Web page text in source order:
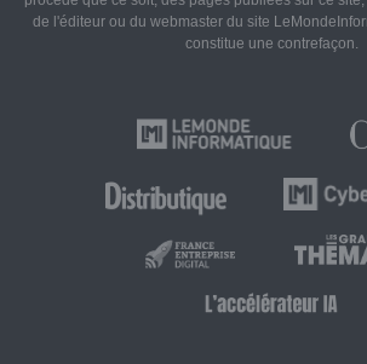
de l'éditeur ou du webmaster du site
constitue une contrefaçon.